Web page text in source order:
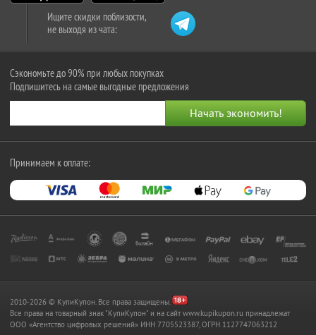
Ищите скидки поблизости,
не выходя из чата:
Сэкономьте до 90% при любых покупках
Подпишитесь на самые выгодные предложения
Принимаем к оплате:
2010-2026 © КупиКупон. Все права защищены.
Все права на товарный знак "КупиКупон" и на сайт www.kupikupon.ru принадлежат
OOO «Агентство цифровых решений» ИНН 7705523387, ОГРН 1127747063212